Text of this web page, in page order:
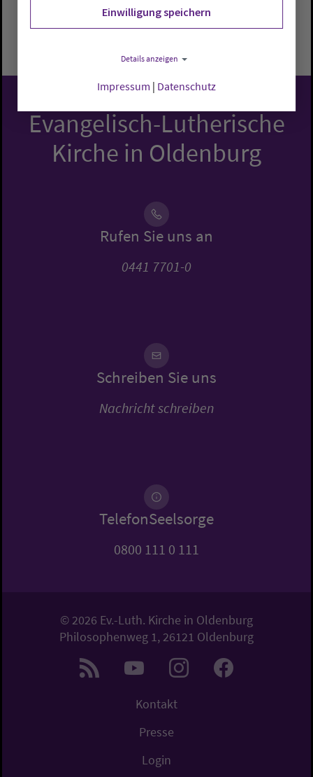
Zurück zu Übersicht
Evangelisch-Lutherische
Kirche in Oldenburg
Rufen Sie uns an
0441 7701-0
Schreiben Sie uns
Nachricht schreiben
TelefonSeelsorge
0800 111 0 111
© 2026 Ev.-Luth. Kirche in Oldenburg
Philosophenweg 1, 26121 Oldenburg
Kontakt
Presse
Login
Einwilligung speichern
Details anzeigen
Impressum | Datenschutz